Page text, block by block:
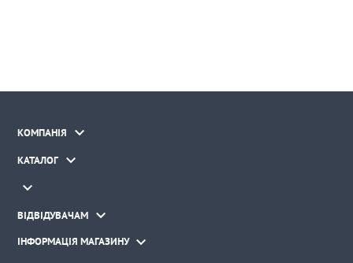
КОМПАНІЯ 
КАТАЛОГ 

ВІДВІДУВАЧАМ 
ІНФОРМАЦІЯ МАГАЗИНУ 